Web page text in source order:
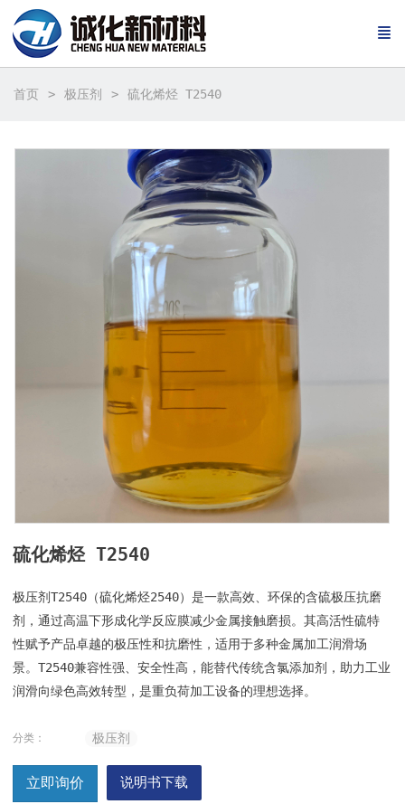
首页 极压剂 硫化烯烃 T2540
硫化烯烃 T2540
极压剂T2540（硫化烯烃2540）是一款高效、环保的含硫极压抗磨
剂，通过高温下形成化学反应膜减少金属接触磨损。其高活性硫特
性赋予产品卓越的极压性和抗磨性，适用于多种金属加工润滑场
景。T2540兼容性强、安全性高，能替代传统含氯添加剂，助力工业
润滑向绿色高效转型，是重负荷加工设备的理想选择。
分类： 极压剂
立即询价 说明书下载